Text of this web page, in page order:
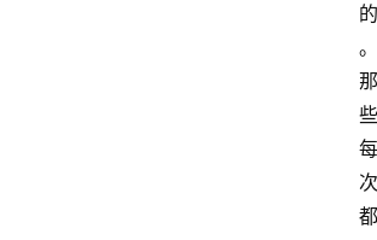
的
。
那
些
每
次
都